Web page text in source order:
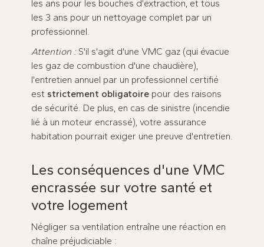
les ans pour les bouches d'extraction, et tous
les 3 ans pour un nettoyage complet par un
professionnel.
Attention :S'il s'agit d'une VMC gaz (qui évacue
les gaz de combustion d'une chaudière),
l'entretien annuel par un professionnel certifié
est strictement obligatoirepour des raisons
de sécurité. De plus, en cas de sinistre (incendie
lié à un moteur encrassé), votre assurance
habitation pourrait exiger une preuve d'entretien.
Les conséquences d'une VMC
encrassée sur votre santé et
votre logement
Négliger sa ventilation entraîne une réaction en
chaîne préjudiciable :